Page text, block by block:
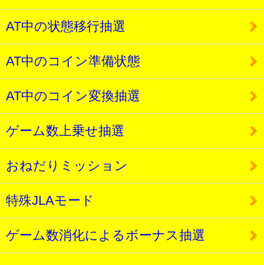
AT中の状態移行抽選
AT中のコイン準備状態
AT中のコイン変換抽選
ゲーム数上乗せ抽選
おねだりミッション
特殊JLAモード
ゲーム数消化によるボーナス抽選